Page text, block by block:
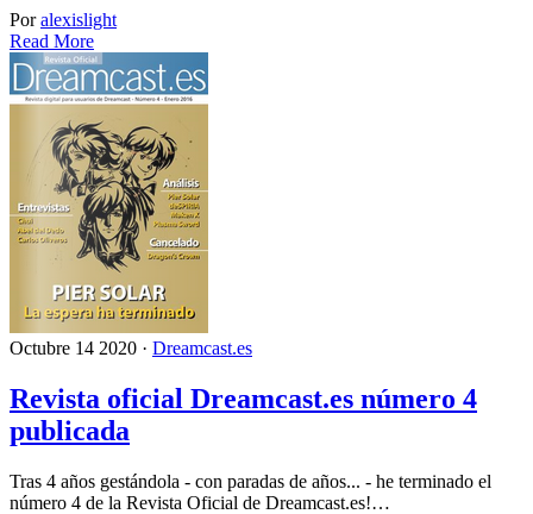
Poralexislight
Read More
Octubre 14 2020 · Dreamcast.es
Revista oficial Dreamcast.es número 4
publicada
Tras 4 años gestándola - con paradas de años... - he terminado el
número 4 de la Revista Oficial de Dreamcast.es!…